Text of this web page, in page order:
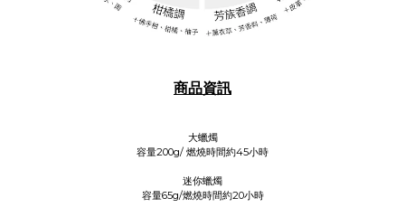
商品資訊
大蠟燭
容量200g/ 燃燒時間約45小時
迷你蠟燭
容量65g/燃燒時間約20小時